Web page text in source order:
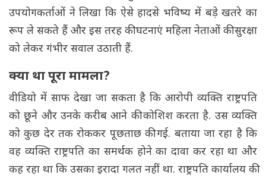
उपयोगकर्ताओं ने लिखा कि ऐसे हादसे भविष्य में बड़े खतरे का
रूप ले सकते हैं और इस तरह की घटनाएं महिला नेताओं की सुरक्षा
को लेकर गंभीर सवाल उठाती हैं.
क्या था पूरा मामला?
वीडियो में साफ देखा जा सकता है कि आरोपी व्यक्ति राष्ट्रपति
को छूने और उनके करीब आने की कोशिश करता है. उस व्यक्ति
को कुछ देर तक रोककर पूछताछ की गई. बताया जा रहा है कि
वह व्यक्ति राष्ट्रपति का समर्थक होने का दावा कर रहा था और
कह रहा था कि उसका इरादा गलत नहीं था. राष्ट्रपति कार्यालय की